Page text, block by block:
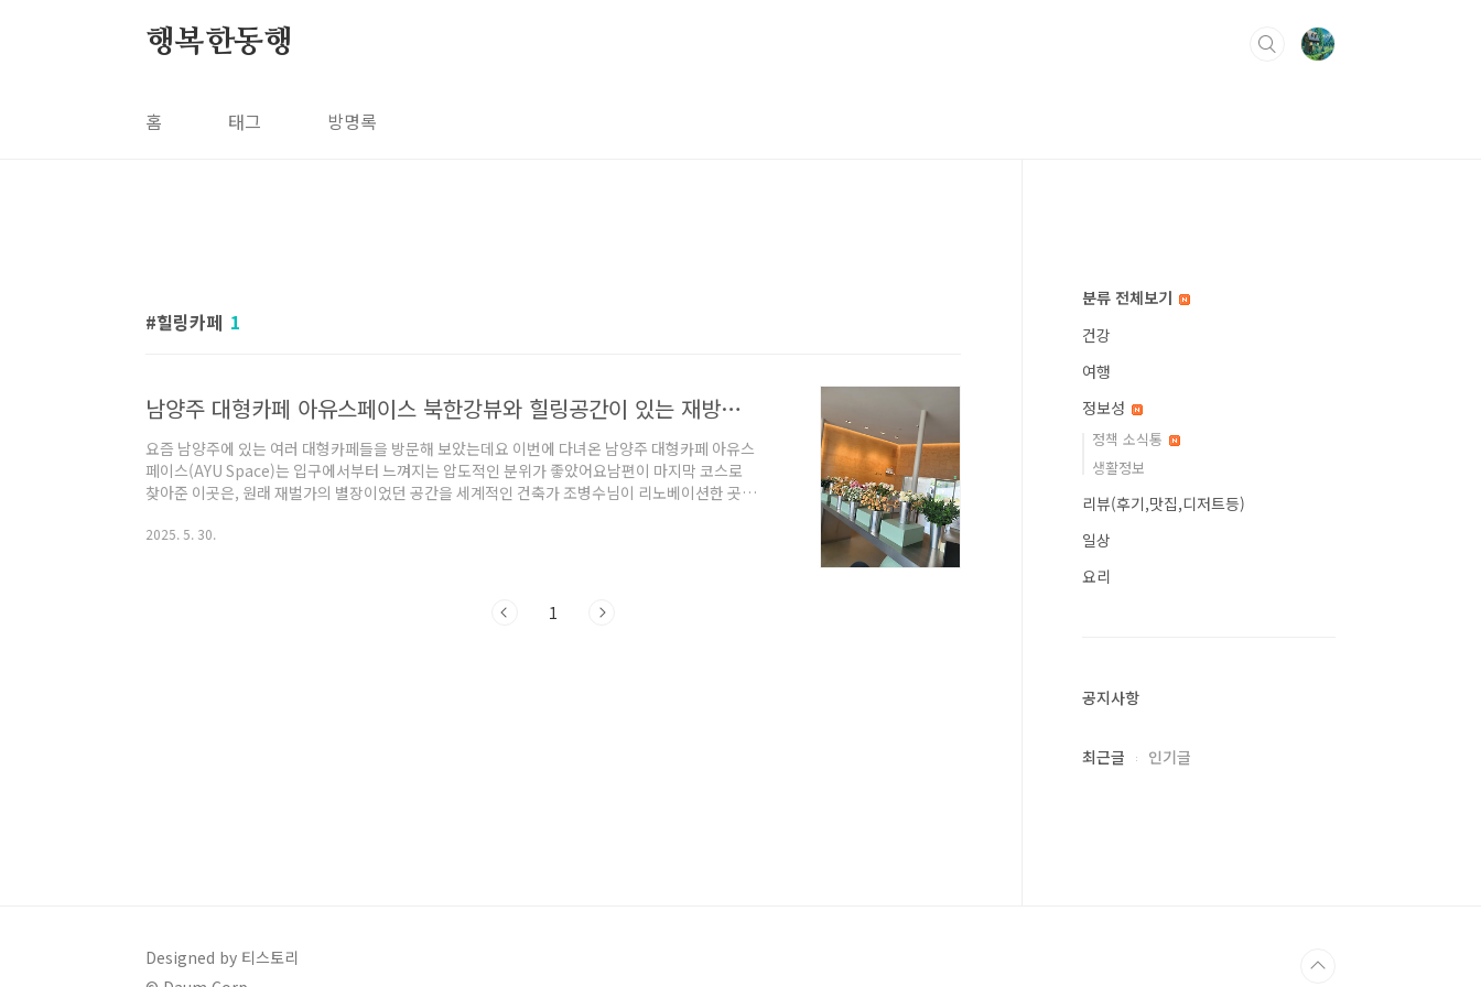
행복한동행
홈 태그 방명록
힐링카페 1
남양주 대형카페 아유스페이스 북한강뷰와 힐링공간이 있는 재방문의사 100%
요즘 남양주에 있는 여러 대형카페들을 방문해 보았는데요 이번에 다녀온 남양주 대형카페 아유스
페이스(AYU Space)는 입구에서부터 느껴지는 압도적인 분위가 좋았어요남편이 마지막 코스로
찾아준 이곳은, 원래 재벌가의 별장이었던 공간을 세계적인 건축가 조병수님이 리노베이션한 곳이
길 71운영 시간: 평일: 10:00 ~ 21:00 (라스트오더 20:00) 주말 및 공휴일: 09:00 ~ 22:00 (라스트
2025. 5. 30.
1
분류 전체보기
건강
여행
정보성
정책 소식통
생활정보
리뷰(후기,맛집,디저트등)
일상
요리
공지사항
최근글 인기글
Designed by 티스토리